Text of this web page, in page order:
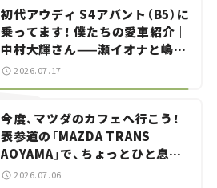
初代アウディ S4アバント（B5）に
乗ってます！ 僕たちの愛車紹介｜
中村大輝さん——瀬イオナと嶋田
智之の「クルマでざっくばらんば
らん！」＃20
2026.07.17
今度、マツダのカフェへ行こう！
表参道の「MAZDA TRANS
AOYAMA」で、ちょっとひと息。
——連載｜CCGとクルマでどうす
2026.07.06